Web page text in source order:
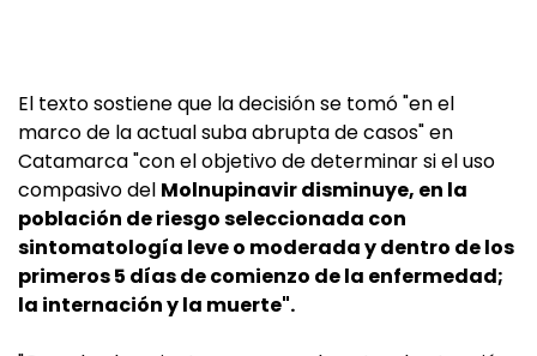
El texto sostiene que la decisión se tomó "en el
marco de la actual suba abrupta de casos" en
Catamarca "con el objetivo de determinar si el uso
compasivo del Molnupinavir disminuye, en la
población de riesgo seleccionada con
sintomatología leve o moderada y dentro de los
primeros 5 días de comienzo de la enfermedad;
la internación y la muerte".